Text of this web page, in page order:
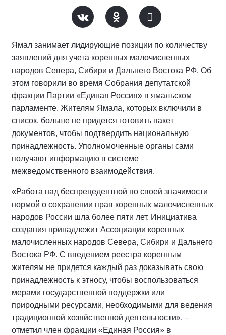
Ямал занимает лидирующие позиции по количеству
заявлений для учета коренных малочисленных
народов Севера, Сибири и Дальнего Востока РФ. Об
этом говорили во время Собрания депутатской
фракции Партии «Единая Россия» в ямальском
парламенте. Жителям Ямала, которых включили в
список, больше не придется готовить пакет
документов, чтобы подтвердить национальную
принадлежность. Уполномоченные органы сами
получают информацию в системе
межведомственного взаимодействия.
«Работа над беспрецедентной по своей значимости
нормой о сохранении прав коренных малочисленных
народов России шла более пяти лет. Инициатива
создания принадлежит Ассоциации коренных
малочисленных народов Севера, Сибири и Дальнего
Востока РФ. С введением реестра коренным
жителям не придется каждый раз доказывать свою
принадлежность к этносу, чтобы воспользоваться
мерами государственной поддержки или
природными ресурсами, необходимыми для ведения
традиционной хозяйственной деятельности», –
отметил член фракции «Единая Россия» в